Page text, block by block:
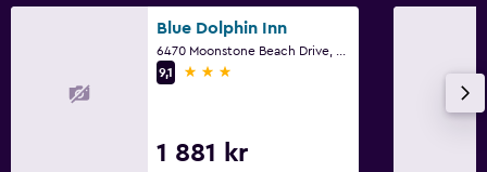
Blue Dolphin Inn
9,1
3 stjärnor
1 881 kr